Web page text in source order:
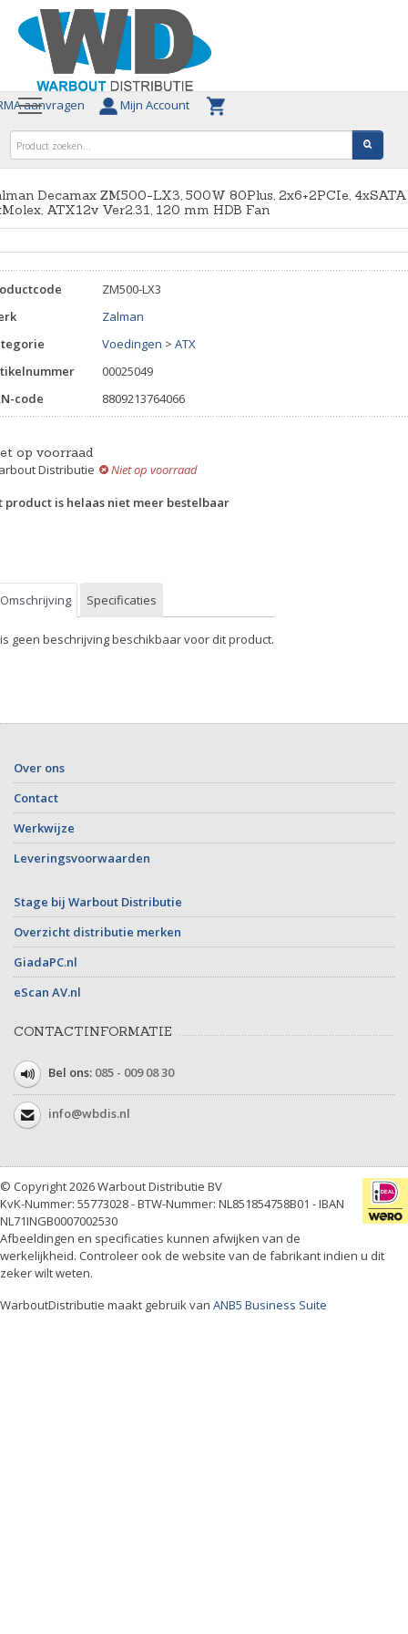
aanvragen Mijn Account
Decamax ZM500-LX3, 500W 80Plus, 2x6+2PCIe, 4xSATA,
ATX12v Ver2.31, 120 mm HDB Fan
ZM500-LX3
Zalman
Voedingen > ATX
00025049
code
8809213764066
op voorraad
Distributie
Niet op voorraad
product is helaas niet meer bestelbaar
Omschrijving Specificaties
geen beschrijving beschikbaar voor dit product.
Over ons
Contact
Werkwijze
Leveringsvoorwaarden
Stage bij Warbout Distributie
Overzicht distributie merken
GiadaPC.nl
eScan AV.nl
CONTACTINFORMATIE
Bel ons: 085 - 009 08 30
info@wbdis.nl
© Copyright 2026 Warbout Distributie BV
KvK-Nummer: 55773028 - BTW-Nummer: NL851854758B01 - IBAN
NL71INGB0007002530
Afbeeldingen en specificaties kunnen afwijken van de
werkelijkheid. Controleer ook de website van de fabrikant indien u dit
zeker wilt weten.
WarboutDistributie maakt gebruik van ANB5 Business Suite